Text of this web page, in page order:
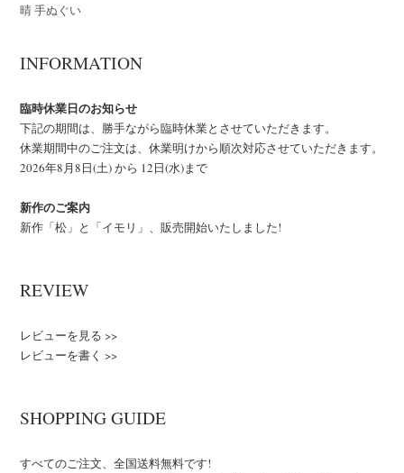
晴 手ぬぐい
INFORMATION
臨時休業日のお知らせ
下記の期間は、勝手ながら臨時休業とさせていただきます。
休業期間中のご注文は、休業明けから順次対応させていただきます。
2026年8月8日(土) から 12日(水)まで
新作のご案内
新作「松」と「イモリ」、販売開始いたしました!
REVIEW
レビューを見る >>
レビューを書く >>
SHOPPING GUIDE
すべてのご注文、全国送料無料です!